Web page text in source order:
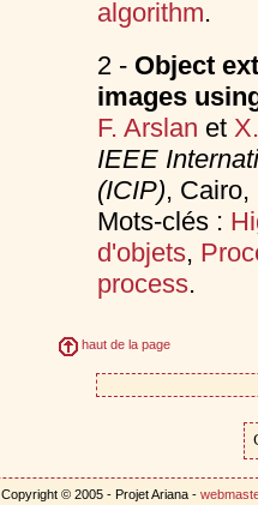
algorithm.
2 - Object
images
F. Arslan et
IEEE
(ICIP),
Mots-clés :
d'objets,
process.
haut de la page
Copyright © 2005 - Projet Ariana -